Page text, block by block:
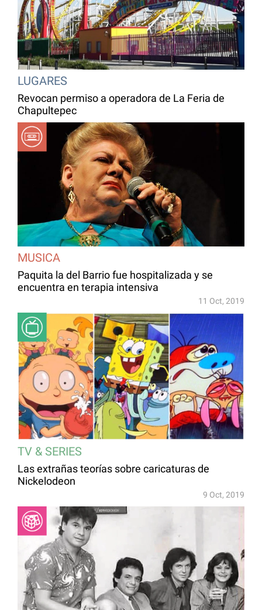
LUGARES
Revocan permiso a operadora de La Feria de
Chapultepec
MUSICA
Paquita la del Barrio fue hospitalizada y se
encuentra en terapia intensiva
11 Oct, 2019
TV & SERIES
Las extrañas teorías sobre caricaturas de
Nickelodeon
9 Oct, 2019